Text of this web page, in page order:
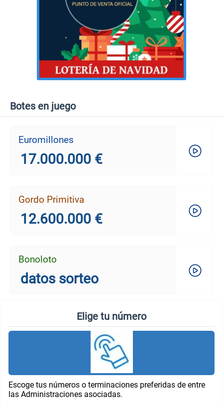
Botes en juego
Euromillones
17.000.000 €
Gordo Primitiva
12.600.000 €
Bonoloto
datos sorteo
Elige tu número
Escoge tus números o terminaciones preferidas de entre
las Administraciones asociadas.